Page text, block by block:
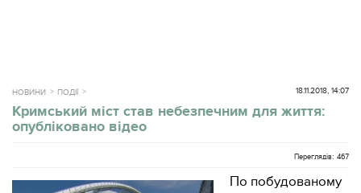
НОВИНИ ПОДІЇ 18.11.2018, 14:07
Кримський міст став небезпечним для життя:
опубліковано відео
Переглядів: 467
По побудованому